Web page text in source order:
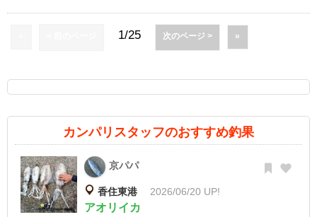
1/25 次のページ > »
カンパリスタッフのおすすめ釣果
京パパ
香住東港 2026/06/20 UP!
アオリイカ